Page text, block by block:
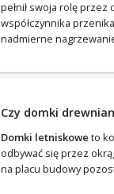
pełnił swoja rolę
współczynnika
nadmierne
Czy domki
Domki letniskowe to
odbywać się przez
na placu budowy